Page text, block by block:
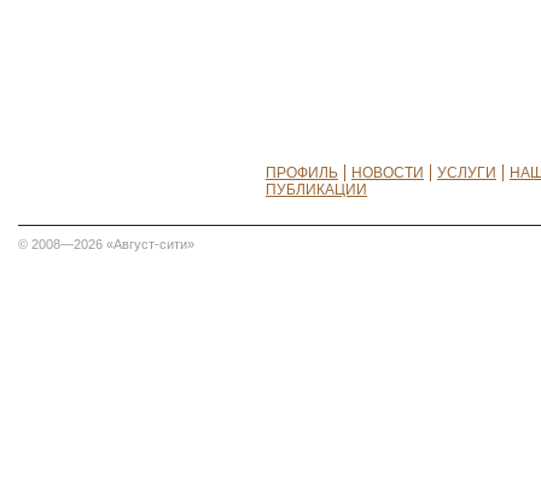
ПРОФИЛЬ НОВОСТИ УСЛУГИ
ПУБЛИКАЦИИ
© 2008—2026 «Август-сити»